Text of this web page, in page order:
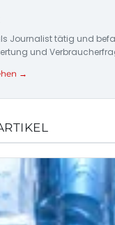
Journalist tätig und
und
→